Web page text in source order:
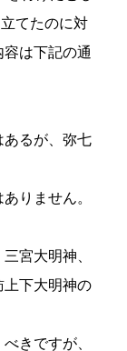
てたのに対
は下記の通
あるが、弥七
りません。
宮大明神、
上下大明神の
きですが、